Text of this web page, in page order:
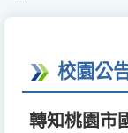
校園公
轉知桃園市